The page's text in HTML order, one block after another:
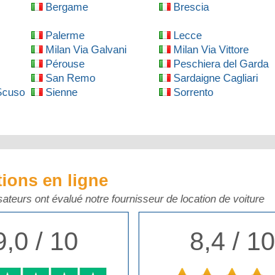
Bergame
Brescia
Palerme
Lecce
Milan Via Galvani
Milan Via Vittore
Pérouse
Peschiera del Garda
San Remo
Sardaigne Cagliari
Sienne
Sorrento
en ligne
ont évalué notre fournisseur de location de voiture
/ 10 8,4 / 10